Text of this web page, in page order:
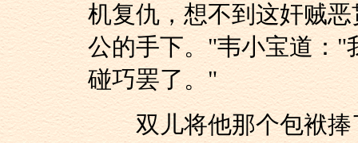
机复仇，想不到这奸贼
公的手下。"韦小宝道："
碰巧罢了。"
双儿将他那个包袱捧